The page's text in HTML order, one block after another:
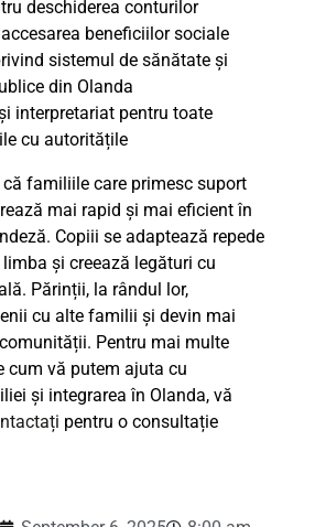
deschiderea conturilor
beneficiilor sociale
sistemul de sănătate și
din Olanda
interpretariat pentru toate
cu autoritățile
că familiile care primesc suport
mai rapid și mai eficient în
Copiii se adaptează repede
și creează legături cu
Părinții, la rândul lor,
cu alte familii și devin mai
Pentru mai multe
cum vă putem ajuta cu
și integrarea în Olanda, vă
pentru o consultație